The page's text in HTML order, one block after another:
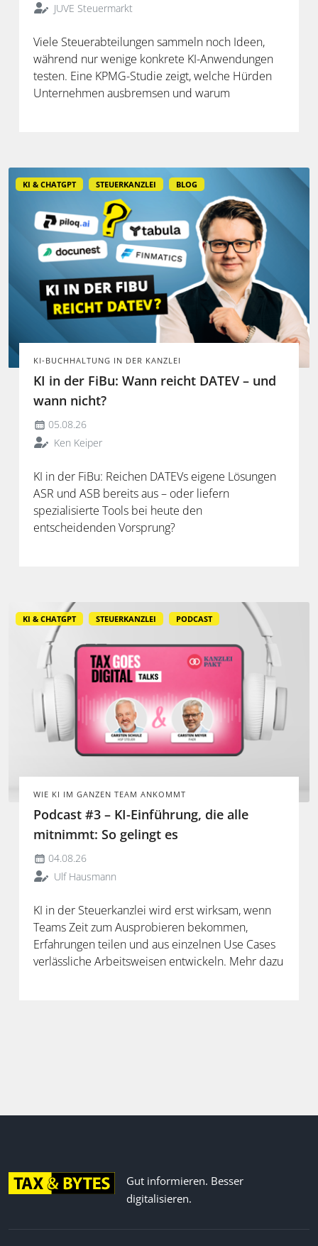
JUVE Steuermarkt
Viele Steuerabteilungen sammeln noch Ideen,
während nur wenige konkrete KI-Anwendungen
testen. Eine KPMG-Studie zeigt, welche Hürden
Unternehmen ausbremsen und warum
KI & CHATGPT STEUERKANZLEI BLOG
KI-BUCHHALTUNG IN DER KANZLEI
KI in der FiBu: Wann reicht DATEV – und
wann nicht?
05.08.26
Ken Keiper
KI in der FiBu: Reichen DATEVs eigene Lösungen
ASR und ASB bereits aus – oder liefern
spezialisierte Tools bei heute den
entscheidenden Vorsprung?
KI & CHATGPT STEUERKANZLEI PODCAST
WIE KI IM GANZEN TEAM ANKOMMT
Podcast #3 – KI-Einführung, die alle
mitnimmt: So gelingt es
04.08.26
Ulf Hausmann
KI in der Steuerkanzlei wird erst wirksam, wenn
Teams Zeit zum Ausprobieren bekommen,
Erfahrungen teilen und aus einzelnen Use Cases
verlässliche Arbeitsweisen entwickeln. Mehr dazu
Gut informieren. Besser
digitalisieren.